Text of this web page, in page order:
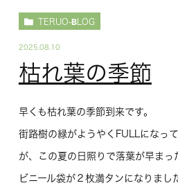
TERUO-BLOG
2025.08.10
枯れ葉の季節
早くも枯れ葉の季節到来です。
街路樹の緑がようやくFULLになっ
が、この夏の日照りで落葉が早まっ
ビニール袋が２枚満タンになりまし